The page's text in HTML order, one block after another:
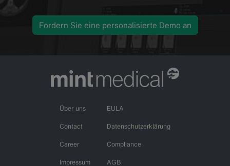
Fordern Sie eine personalisierte Demo an
Über uns
Contact
Career
Impressum
EULA
Datenschutzerklärung
Compliance
AGB